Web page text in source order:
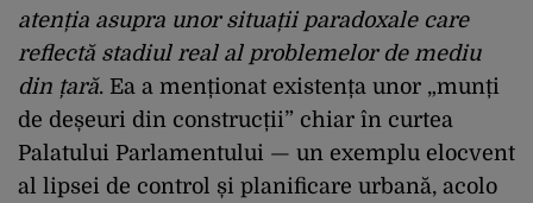
atenția asupra unor situații paradoxale care
reflectă stadiul real al problemelor de mediu
din țară. Ea a menționat existența unor „munți
de deșeuri din construcții” chiar în curtea
Palatului Parlamentului — un exemplu elocvent
al lipsei de control și planificare urbană, acolo